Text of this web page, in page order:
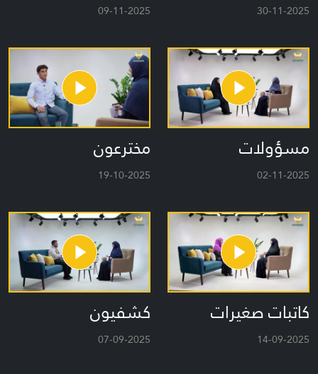
30-11-2025
09-11-2025
مسؤولات
02-11-2025
مخترعون
19-10-2025
كاتبات صغيرات
14-09-2025
كشفيون
07-09-2025